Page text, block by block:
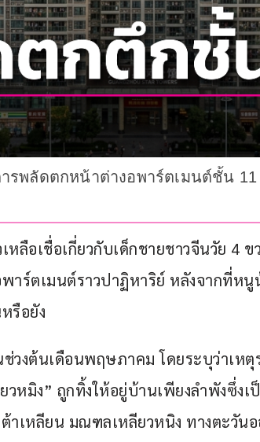
รพลัดตกหน้าต่างอพาร์ตเมนต์ชั้น
ลือเชื่อเกี่ยวกับเด็กชายชาวจีนวัย 4 ข
าร์ตเมนต์ราวปาฏิหาริย์ หลังจากที่หนู
รือยัง
ช่วงต้นเดือนพฤษภาคม โดยระบุว่าเหตุ
หมิง” ถูกทิ้งให้อยู่บ้านเพียงลำพังซึ่งเ
าเหลียน มณฑลเหลียวหนิง ทางตะวัน